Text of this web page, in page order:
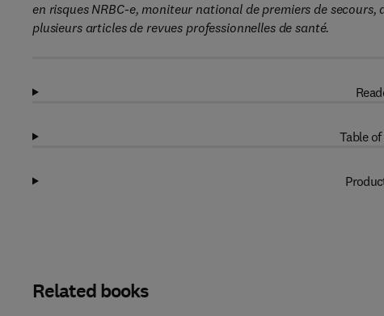
en risques NRBC-e, moniteur national de premiers de
plusieurs articles de revues professionnelles de santé.
Table
Related books